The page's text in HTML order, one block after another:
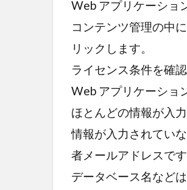
Web アプリケーショ
コンテンツ管理の中
リックします。
ライセンス条件を確
Web アプリケーショ
ほとんどの情報が入
情報が入力されてい
者メールアドレスです
データベース名など